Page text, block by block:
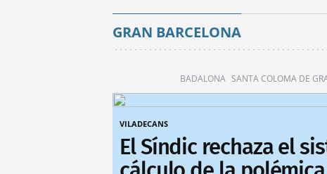
GRAN BARCELONA
BADALONA SANTA COLOMA DE
VILADECANS
El Síndic rechaza el